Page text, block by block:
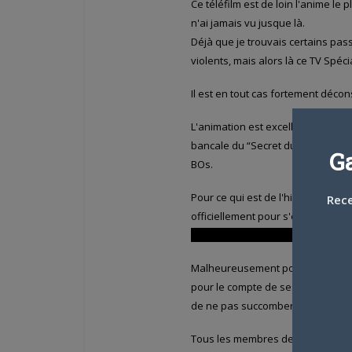
Ce téléfilm est de loin l'anime le
n'ai jamais vu jusque là.
Déjà que je trouvais certains
violents, mais alors là ce TV
Il est en tout cas fortement
L'animation est excellente et
bancale du “Secret du Twilight
BOs.
Pour ce qui est de l'histoire,
officiellement pour s'emparer
Malheureusement pour lui, il se
pour le compte de ses crapules
de ne pas succomber à ce
Tous les membres de cette